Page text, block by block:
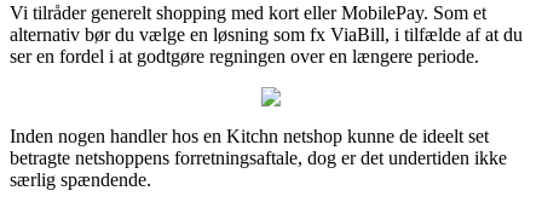
Vi tilråder generelt shopping med kort eller MobilePay. Som et
alternativ bør du vælge en løsning som fx ViaBill, i tilfælde af at du
ser en fordel i at godtgøre regningen over en længere periode.
Inden nogen handler hos en Kitchn netshop kunne de ideelt set
betragte netshoppens forretningsaftale, dog er det undertiden ikke
særlig spændende.